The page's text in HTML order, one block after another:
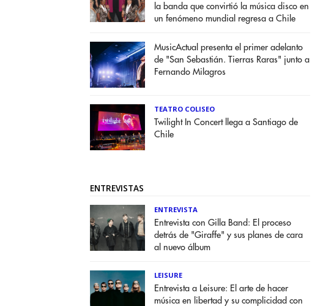
la banda que convirtió la música disco en
un fenómeno mundial regresa a Chile
MusicActual presenta el primer adelanto
de "San Sebastián. Tierras Raras" junto a
Fernando Milagros
TEATRO COLISEO
Twilight In Concert llega a Santiago de
Chile
ENTREVISTAS
ENTREVISTA
Entrevista con Gilla Band: El proceso
detrás de "Giraffe" y sus planes de cara
al nuevo álbum
LEISURE
Entrevista a Leisure: El arte de hacer
música en libertad y su complicidad con